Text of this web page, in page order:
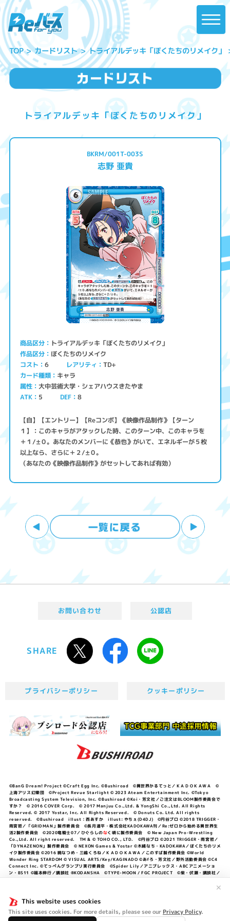
This website uses cookies
This site uses cookies. For more details, please see our Privacy Policy.
✕
TOP カードリスト トライアルデッキ「ぼくたちのリメイク」
トライアルデッキ「ぼくたちのリメイク」
BKRM/001T-003S
志野 亜貴
商品区分 トライアルデッキ「ぼくたちのリメイク」
作品区分 ぼくたちのリメイク
コスト 6 レアリティ TD+
カード種類 キャラ
属性 大中芸術大学・シェアハウスきたやま
ATK 5 DEF 8
【自】【エントリー】【Reコンボ】《映像作品制作》【ターン
１】：このキャラがアタックした時、このターン中、このキャラを
＋１/±０。あなたのメンバーに《恭也》がいて、エネルギーが５枚
以上なら、さらに＋２/±０。
（あなたの《映像作品制作》がセットしてあれば有効）
お問い合わせ 公認店
SHARE
プライバシーポリシー クッキーポリシー
©BanG Dream! Project ©Craft Egg Inc. ©Bushiroad ©異世界かるてっと／ＫＡＤＯＫＡＷＡ ©
上海アリス幻樂団 ©Project Revue Starlight © 2023 Ateam Entertainment Inc. ©Tokyo
Broadcasting System Television, Inc. ©Bushiroad ©Koi・芳文社／ご注文はBLOOM製作委員会で
すか？ © 2016 COVER Corp. © 2017 Manjuu Co.,Ltd. & YongShi Co.,Ltd. All Rights
Reserved. © 2017 Yostar, Inc. All Rights Reserved. © Donuts Co. Ltd. All rights
reserved. ©Bushiroad illust：西あすか illust: やちぇ(D4DJ) ©円谷プロ ©2018 TRIGGER・
雨宮哲／「GRIDMAN」製作委員会 ©長月達平・株式会社KADOKAWA刊／Re:ゼロから始める異世界生
活2製作委員会 ©2020竜騎士07／ひぐらしのなく頃に製作委員会 © New Japan Pro-Wrestling
Co.,Ltd. All right reserved. TM & © TOHO CO., LTD. ©円谷プロ ©2021 TRIGGER・雨宮哲／
「DYNAZENON」製作委員会 © NEXON Games & Yostar ©木緒なち・KADOKAWA／ぼくたちのリメ
イク製作委員会 ©2016 暁なつめ・三嶋くろね／ＫＡＤＯＫＡＷＡ／このすば製作委員会 ©World
Wonder Ring STARDOM © VISUAL ARTS/Key/KAGINADO ©あfろ・芳文社／野外活動委員会 ©C4
Connect Inc. ©てっぺんグランプリ実行委員会 ©Spider Lily／アニプレックス・ABCアニメーショ
ン・BS11 ©福本伸行／講談社 ®KODANSHA ©TYPE-MOON / FGC PROJECT ©柴・伏瀬・講談社／
©中村力斗・野澤ゆき子／集英社・君のことが大大大大大好きな製作委員会 ©IIS-P／ぽんのみち製作委
員会 ©円谷プロ ©2023 TRIGGER・雨宮哲／「劇場版グリッドマンユニバース」製作委員会 © NEXON
Games／アビドス商店街 ©プロジェクトラブライブ！蓮ノ空女学院スクールアイドルクラブ ©「勇気爆
発バーンブレイバーン」製作委員会